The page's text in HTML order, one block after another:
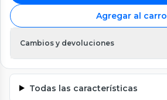
Agregar al carro
Cambios y devoluciones
Todas las características